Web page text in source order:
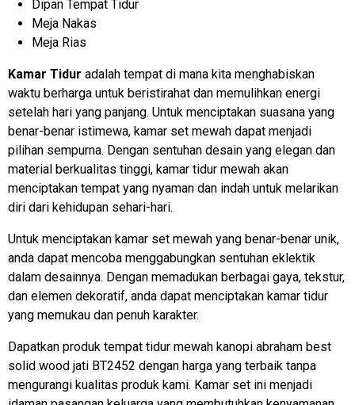
Dipan Tempat Tidur
Meja Nakas
Meja Rias
Kamar Tidur adalah tempat di mana kita menghabiskan
waktu berharga untuk beristirahat dan memulihkan energi
setelah hari yang panjang. Untuk menciptakan suasana yang
benar-benar istimewa, kamar set mewah dapat menjadi
pilihan sempurna. Dengan sentuhan desain yang elegan dan
material berkualitas tinggi, kamar tidur mewah akan
menciptakan tempat yang nyaman dan indah untuk melarikan
diri dari kehidupan sehari-hari.
Untuk menciptakan kamar set mewah yang benar-benar unik,
anda dapat mencoba menggabungkan sentuhan eklektik
dalam desainnya. Dengan memadukan berbagai gaya, tekstur,
dan elemen dekoratif, anda dapat menciptakan kamar tidur
yang memukau dan penuh karakter.
Dapatkan produk tempat tidur mewah kanopi abraham best
solid wood jati BT2452 dengan harga yang terbaik tanpa
mengurangi kualitas produk kami. Kamar set ini menjadi